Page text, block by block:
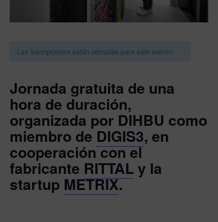
Las Inscripciones están cerradas para este evento
Jornada gratuita de una
hora de duración,
organizada por DIHBU como
miembro deDIGIS3, en
cooperación con el
fabricante RITTALy la
startup METRIX.